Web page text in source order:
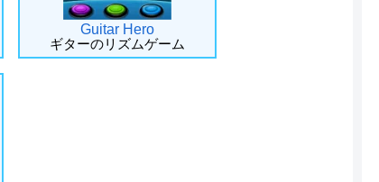
Guitar Hero
ギターのリズムゲーム